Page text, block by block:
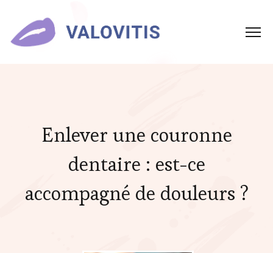
Enlever une couronne
dentaire : est-ce
accompagné de douleurs ?